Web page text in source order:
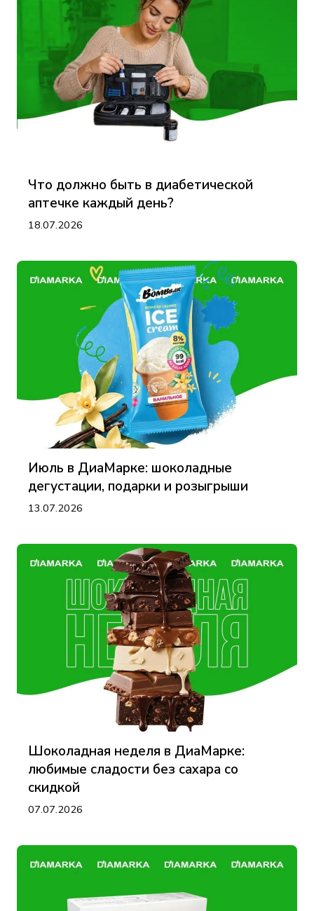
Что должно быть в диабетической
аптечке каждый день?
18.07.2026
Июль в ДиаМарке: шоколадные
дегустации, подарки и розыгрыши
13.07.2026
Шоколадная неделя в ДиаМарке:
любимые сладости без сахара со
скидкой
07.07.2026